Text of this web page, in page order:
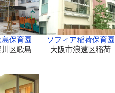
保育園
区歌島
ソフィア稲荷保育園
大阪市浪速区稲荷